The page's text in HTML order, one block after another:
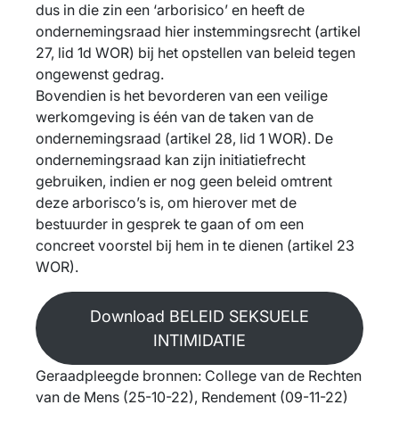
dus in die zin een ‘arborisico’ en heeft de
ondernemingsraad hier instemmingsrecht (artikel
27, lid 1d WOR) bij het opstellen van beleid tegen
ongewenst gedrag.
Bovendien is het bevorderen van een veilige
werkomgeving is één van de taken van de
ondernemingsraad (artikel 28, lid 1 WOR). De
ondernemingsraad kan zijn initiatiefrecht
gebruiken, indien er nog geen beleid omtrent
deze arborisco’s is, om hierover met de
bestuurder in gesprek te gaan of om een
concreet voorstel bij hem in te dienen (artikel 23
WOR).
Download BELEID SEKSUELE
INTIMIDATIE
Geraadpleegde bronnen: College van de Rechten
van de Mens (25-10-22), Rendement (09-11-22)